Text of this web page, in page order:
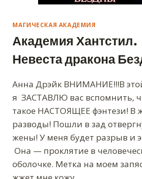
МАГИЧЕСКАЯ АКАДЕМИЯ
Академия Хантстил.
Невеста дракона
Анна Дрэйк ВНИМАНИЕ!!!В
я ЗАСТАВЛЮ вас вспомнить,
такое НАСТОЯЩЕЕ фэнтези! В
разводы! Пошли в зад
жены! У меня будет разрыв и
Она — проклятие в
оболочке. Метка на моем